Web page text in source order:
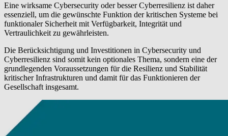
Eine wirksame Cybersecurity oder besser Cyberresilienz ist daher
essenziell, um die gewünschte Funktion der kritischen Systeme bei
funktionaler Sicherheit mit Verfügbarkeit, Integrität und
Vertraulichkeit zu gewährleisten.
Die Berücksichtigung und Investitionen in Cybersecurity und
Cyberresilienz sind somit kein optionales Thema, sondern eine der
grundlegenden Voraussetzungen für die Resilienz und Stabilität
kritischer Infrastrukturen und damit für das Funktionieren der
Gesellschaft insgesamt.